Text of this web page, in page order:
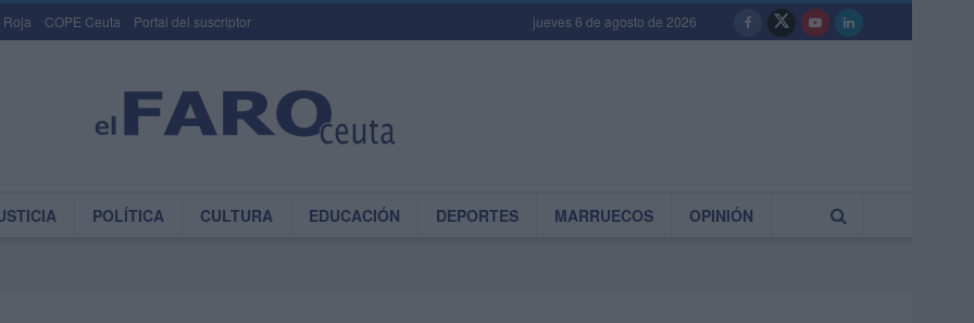
Roja COPE Ceuta Portal del suscriptor jueves 6 de agosto de 2026
POLÍTICA CULTURA EDUCACIÓN DEPORTES MARRUECOS OPINIÓN